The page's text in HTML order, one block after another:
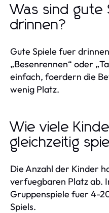
Was sind gute
drinnen?
Gute Spiele fuer
„Besenrennen“ oder
einfach, foerdern die
wenig Platz.
Wie viele
gleichzeitig
Die Anzahl der Kinder
verfuegbaren Platz ab.
Gruppenspiele fuer 4-
Spiels.